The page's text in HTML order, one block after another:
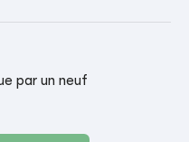
par un neuf